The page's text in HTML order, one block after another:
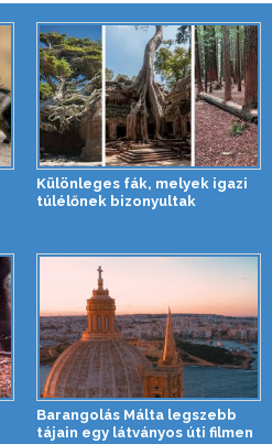
Különleges fák, melyek igazi
túlélőnek bizonyultak
Barangolás Málta legszebb
tájain egy látványos úti filmen